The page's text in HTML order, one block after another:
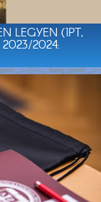
LEGYEN (1PT,
2023/2024.